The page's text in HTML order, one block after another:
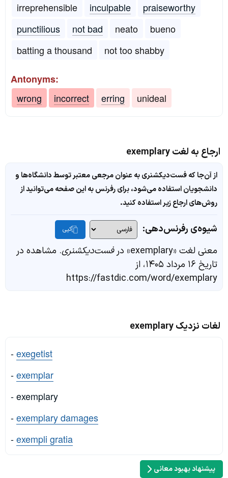
irreprehensible
inculpable
praiseworthy
punctilious
not bad neato
bueno
batting a thousand
not too shabby
Antonyms:
wrong
incorrect erring unideal
ارجاع به لغت exemplary
از آن‌جا که فست‌دیکشنری به عنوان مرجعی معتبر توسط دانشگاه‌ها و
دانشجویان استفاده می‌شود، برای رفرنس به این صفحه می‌توانید از
روش‌های ارجاع زیر استفاده کنید.
شیوه‌ی رفرنس‌دهی: کپی
معنی لغت «exemplary» در فست‌دیکشنری. مشاهده در
تاریخ ۱۶ مرداد ۱۴۰۵، از
https://fastdic.com/word/exemplary
لغات نزدیک exemplary
-exegetist
-exemplar
- exemplary
-exemplary damages
-exempli gratia
پیشنهاد بهبود معانی